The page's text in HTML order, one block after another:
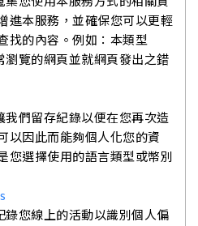
進本服務，並確保您可以更輕
找的內容。例如：本類型
覽的網頁並就網頁發出之錯
們留存紀錄以便在您再次造
以因此而能夠個人化您的資
您選擇使用的語言類型或幣別
您線上的活動以識別個人偏